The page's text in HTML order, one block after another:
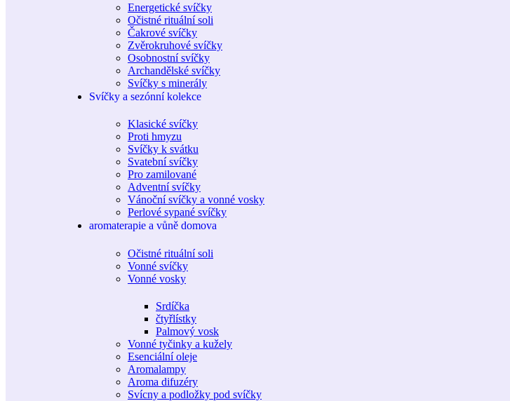
Energetické svíčky
Očistné rituální soli
Čakrové svíčky
Zvěrokruhové svíčky
Osobnostní svíčky
Archandělské svíčky
Svíčky s minerály
Svíčky a sezónní kolekce
Klasické svíčky
Proti hmyzu
Svíčky k svátku
Svatební svíčky
Pro zamilované
Adventní svíčky
Vánoční svíčky a vonné vosky
Perlové sypané svíčky
aromaterapie a vůně domova
Očistné rituální soli
Vonné svíčky
Vonné vosky
Srdíčka
čtyřlístky
Palmový vosk
Vonné tyčinky a kužely
Esenciální oleje
Aromalampy
Aroma difuzéry
Svícny a podložky pod svíčky